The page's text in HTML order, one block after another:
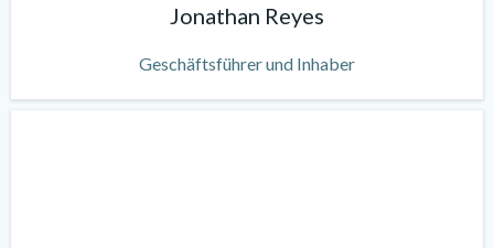
Jonathan Reyes
Geschäftsführer und Inhaber